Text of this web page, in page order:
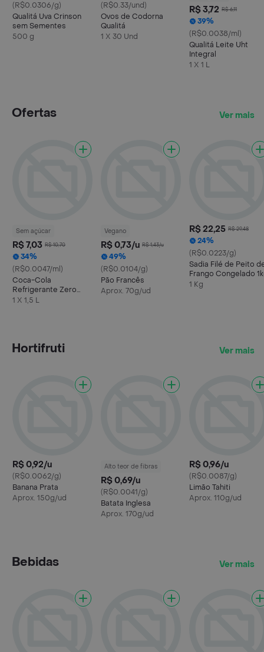
(R$0.0306/g)
Qualitá Uva Crinson
sem Sementes
500 g
(R$0.33/und)
Ovos de Codorna
Qualitá
1 X 30 Und
R$ 3,72 R$ 6,11
39%
(R$0.0038/ml)
Qualitá Leite Uht
Integral
1 X 1 L
Ofertas Ver mais
Sem açúcar
R$ 7,03 R$ 10,70
34%
(R$0.0047/ml)
Coca-Cola
Refrigerante Zero
Açúcar Garrafa 1.5 l
1 X 1,5 L
Vegano
R$ 0,73/u R$ 1,43/u
49%
(R$0.0104/g)
Pão Francês
Aprox. 70g/ud
R$ 22,25 R$ 29,48
24%
(R$0.0223/g)
Sadia Filé de Peito
Frango Congelado
1 Kg
Hortifruti Ver mais
R$ 0,92/u
(R$0.0062/g)
Banana Prata
Aprox. 150g/ud
Alto teor de fibras
R$ 0,69/u
(R$0.0041/g)
Batata Inglesa
Aprox. 170g/ud
R$ 0,96/u
(R$0.0087/g)
Limão Tahiti
Aprox. 110g/ud
Bebidas Ver mais